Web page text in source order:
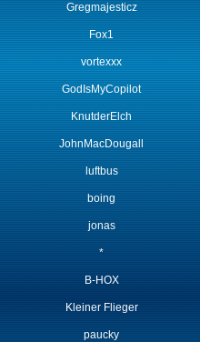
Gregmajesticz
Fox1
vortexxx
GodIsMyCopilot
KnutderElch
JohnMacDougall
luftbus
boing
jonas
*
B-HOX
Kleiner Flieger
paucky